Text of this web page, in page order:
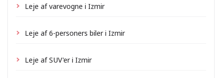
Leje af varevogne i Izmir
Leje af 6-personers biler i Izmir
Leje af SUV'er i Izmir